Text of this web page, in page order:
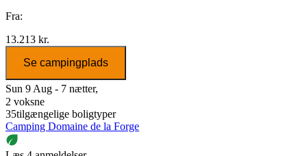
Fra:
13.213 kr.
Se campingplads
Sun 9 Aug - 7 nætter,
2 voksne
35tilgængelige boligtyper
Camping Domaine de la Forge